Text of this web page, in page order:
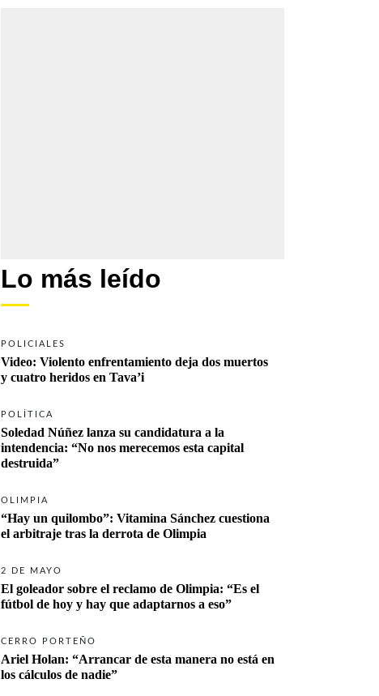
Lo más leído
POLICIALES
Video: Violento enfrentamiento deja dos muertos
y cuatro heridos en Tava’i
POLÍTICA
Soledad Núñez lanza su candidatura a la
intendencia: “No nos merecemos esta capital
destruida”
OLIMPIA
“Hay un quilombo”: Vitamina Sánchez cuestiona
el arbitraje tras la derrota de Olimpia
2 DE MAYO
El goleador sobre el reclamo de Olimpia: “Es el
fútbol de hoy y hay que adaptarnos a eso”
CERRO PORTEÑO
Ariel Holan: “Arrancar de esta manera no está en
los cálculos de nadie”